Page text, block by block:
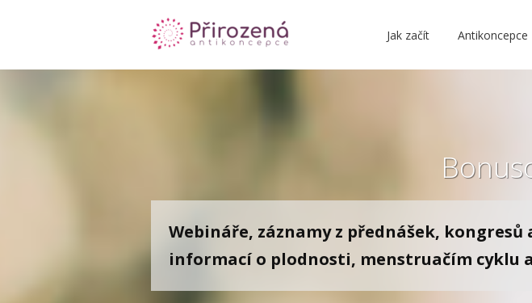
Jak začít Antikoncepce
Webináře, záznamy z přednášek,
informací o plodnosti, menstruačím cyklu